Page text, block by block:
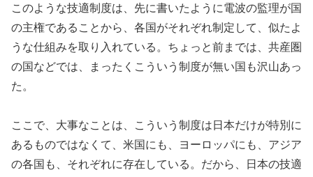
このような技適制度は、先に書いたように電波の監理が国
の主権であることから、各国がそれぞれ制定して、似たよ
うな仕組みを取り入れている。ちょっと前までは、共産圏
の国などでは、まったくこういう制度が無い国も沢山あっ
た。
ここで、大事なことは、こういう制度は日本だけが特別に
あるものではなくて、米国にも、ヨーロッパにも、アジア
の各国も、それぞれに存在している。だから、日本の技適